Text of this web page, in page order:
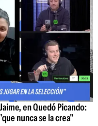
en Quedó Picando:
nunca se la crea"